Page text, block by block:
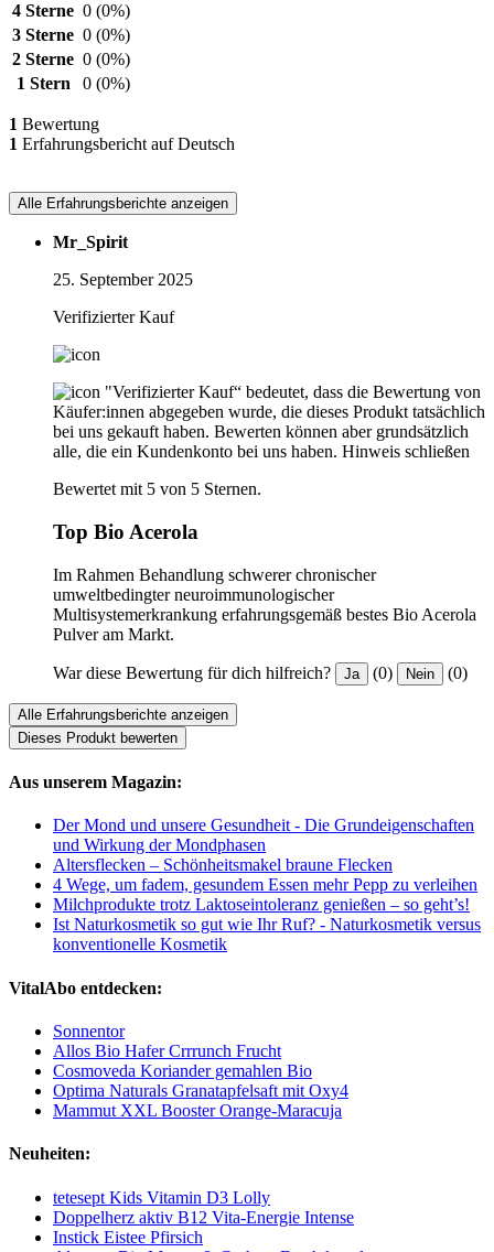
4 Sterne 0 (0%)
3 Sterne 0 (0%)
2 Sterne 0 (0%)
1 Stern
0 (0%)
1 Bewertung
1 Erfahrungsbericht auf Deutsch
Alle Erfahrungsberichte anzeigen
Mr_Spirit
25. September 2025
Verifizierter Kauf
"Verifizierter Kauf“ bedeutet, dass die Bewertung von
Käufer:innen abgegeben wurde, die dieses Produkt tatsächlich
bei uns gekauft haben. Bewerten können aber grundsätzlich
alle, die ein Kundenkonto bei uns haben. Hinweis schließen
Bewertet mit 5 von 5 Sternen.
Top Bio Acerola
Im Rahmen Behandlung schwerer chronischer
umweltbedingter neuroimmunologischer
Multisystemerkrankung erfahrungsgemäß bestes Bio Acerola
Pulver am Markt.
War diese Bewertung für dich hilfreich? Ja (0) Nein (0)
Alle Erfahrungsberichte anzeigen
Dieses Produkt bewerten
Aus unserem Magazin:
Der Mond und unsere Gesundheit - Die Grundeigenschaften
und Wirkung der Mondphasen
Altersflecken – Schönheitsmakel braune Flecken
4 Wege, um fadem, gesundem Essen mehr Pepp zu verleihen
Milchprodukte trotz Laktoseintoleranz genießen – so geht’s!
Ist Naturkosmetik so gut wie Ihr Ruf? - Naturkosmetik versus
konventionelle Kosmetik
VitalAbo entdecken:
Sonnentor
Allos Bio Hafer Crrrunch Frucht
Cosmoveda Koriander gemahlen Bio
Optima Naturals Granatapfelsaft mit Oxy4
Mammut XXL Booster Orange-Maracuja
Neuheiten:
tetesept Kids Vitamin D3 Lolly
Doppelherz aktiv B12 Vita-Energie Intense
Instick Eistee Pfirsich